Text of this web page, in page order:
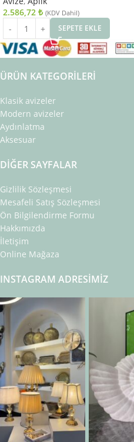
2.586,72 ₺ (KDV Dahil)
SEPETE EKLE
ÜRÜN KATEGORILERI
Klasik avizeler
Modern avizeler
Aydınlatma
Aksesuar
DIĞER SAYFALAR
Gizlilik Sözleşmesi
Mesafeli Satış Sözleşmesi
Ön Bilgilendirme Formu
Hakkımızda
İletişim
Online Mağaza
INSTAGRAM ADRESIMIZ